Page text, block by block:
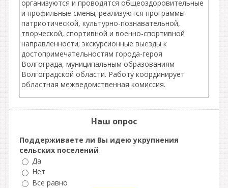
организуются и проводятся общеоздоровительные
и профильные смены; реализуются программы
патриотической, культурно-познавательной,
творческой, спортивной и военно-спортивной
направленности; экскурсионные выезды к
достопримечательностям города-героя
Волгограда, муниципальным образованиям
Волгоградской области. Работу координирует
областная межведомственная комиссия.
Наш опрос
Поддерживаете ли Вы идею укрупнения
сельских поселений
Да
Нет
Все равно